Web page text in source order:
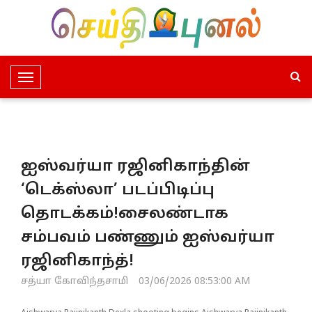
T
o
e
N
a
v
a
t
ஐஸ்வர்யா ரஜினிகாந்தின்
‘டெக்ஸ்லா’ படப்பிடிப்பு
தொடக்கம்!சைலண்டாக
சம்பவம் பண்ணும் ஐஸ்வர்யா
ரஜினிகாந்த்!
சத்யா கோவிந்தசாமி 03/06/2026 08:53:00 AM